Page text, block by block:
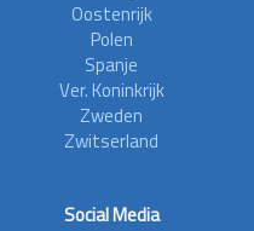
Oostenrijk
Polen
Spanje
Ver. Koninkrijk
Zweden
Zwitserland
Social Media